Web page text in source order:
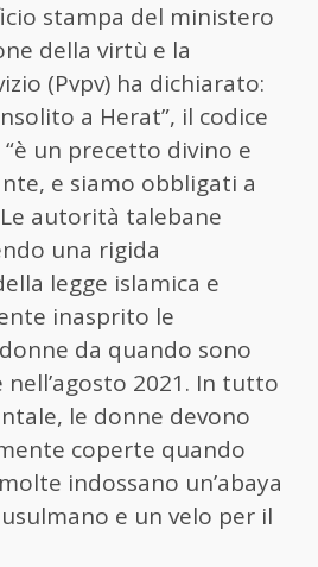
stampa del ministero
della virtù e la
(Pvpv) ha dichiarato:
a Herat”, il codice
un precetto divino e
e siamo obbligati a
autorità talebane
una rigida
legge islamica e
inasprito le
da quando sono
2021. In tutto
le donne devono
coperte quando
indossano un’abaya
e un velo per il